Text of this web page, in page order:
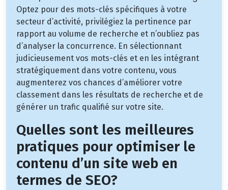
Optez pour des mots-clés spécifiques à votre
secteur d’activité, privilégiez la pertinence par
rapport au volume de recherche et n’oubliez pas
d’analyser la concurrence. En sélectionnant
judicieusement vos mots-clés et en les intégrant
stratégiquement dans votre contenu, vous
augmenterez vos chances d’améliorer votre
classement dans les résultats de recherche et de
générer un trafic qualifié sur votre site.
Quelles sont les meilleures
pratiques pour optimiser le
contenu d’un site web en
termes de SEO?